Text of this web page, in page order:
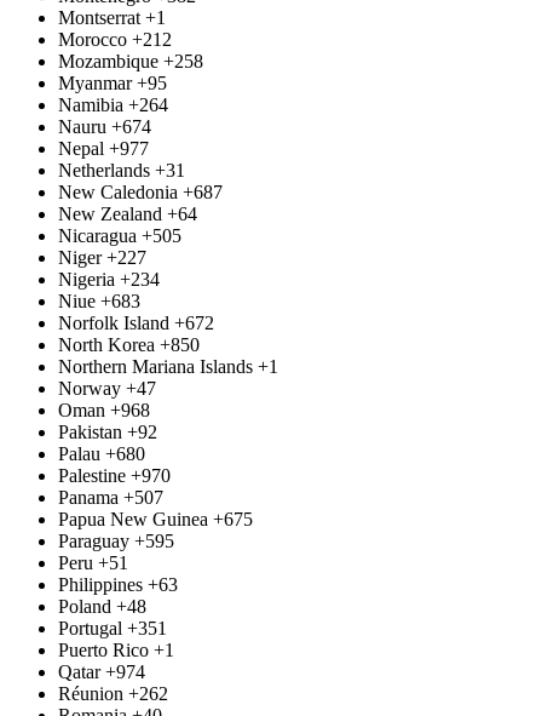
Montserrat +1
Morocco +212
Mozambique +258
Myanmar +95
Namibia +264
Nauru +674
Nepal +977
Netherlands +31
New Caledonia +687
New Zealand +64
Nicaragua +505
Niger +227
Nigeria +234
Niue +683
Norfolk Island +672
North Korea +850
Northern Mariana Islands +1
Norway +47
Oman +968
Pakistan +92
Palau +680
Palestine +970
Panama +507
Papua New Guinea +675
Paraguay +595
Peru +51
Philippines +63
Poland +48
Portugal +351
Puerto Rico +1
Qatar +974
Réunion +262